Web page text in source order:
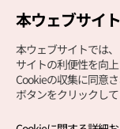
本ウェブサイ
本ウェブサイトでは、
サイトの利便性を向
Cookieの収集に同意
ボタンをクリックして